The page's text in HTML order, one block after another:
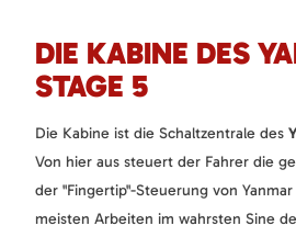
DIE KABINE DES
STAGE 5
Die Kabine ist die Schaltzentrale des
Von hier aus steuert der Fahrer die
der "Fingertip"-Steuerung von
meisten Arbeiten im wahrsten Sine